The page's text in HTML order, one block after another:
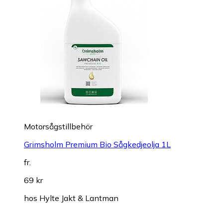
Motorsågstillbehör
Grimsholm Premium Bio Sågkedjeolja 1L
fr.
69 kr
hos Hylte Jakt & Lantman